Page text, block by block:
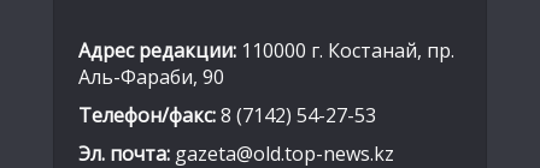
Адрес редакции: 110000 г. Костанай, пр.
Аль-Фараби, 90
Телефон/факс:8 (7142) 54-27-53
Эл. почта: gazeta@old.top-news.kz